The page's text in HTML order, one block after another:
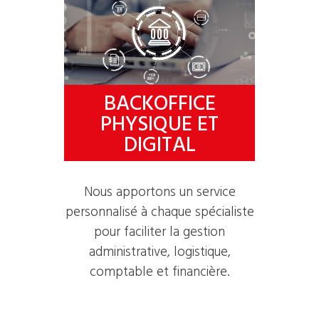
BACKOFFICE
PHYSIQUE ET
DIGITAL
Nous apportons un service
personnalisé à chaque spécialiste
pour faciliter la gestion
administrative, logistique,
comptable et financière.